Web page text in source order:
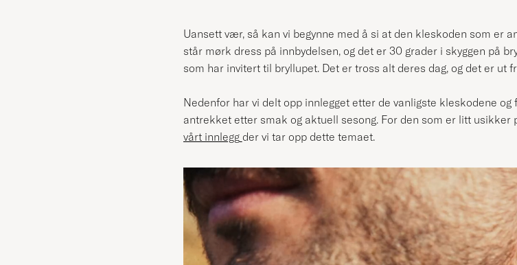
Uansett vær, så kan vi begynne med å si at den kleskoden som er
står mørk dress på innbydelsen, og det er 30 grader i skyggen på
som har invitert til bryllupet. Det er tross alt deres dag, og det er ut
Nedenfor har vi delt opp innlegget etter de vanligste kleskodene
antrekket etter smak og aktuell sesong. For den som er litt
vårt innlegg der vi tar opp dette temaet.